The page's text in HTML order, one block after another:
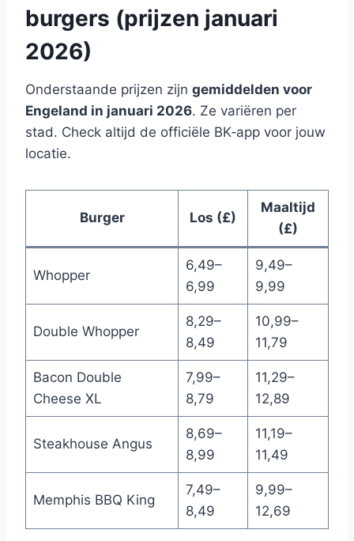
burgers (prijzen januari
2026)
Onderstaande prijzen zijn gemiddelden voor
Engeland in januari 2026. Ze variëren per
stad. Check altijd de officiële BK‑app voor jouw
locatie.
Burger Los (£)
Maaltijd
(£)
Whopper
6,49–
6,99
9,49–
9,99
Double Whopper
8,29–
8,49
10,99–
11,79
Bacon Double
Cheese XL
7,99–
8,79
11,29–
12,89
Steakhouse Angus
8,69–
8,99
11,19–
11,49
Memphis BBQ King
7,49–
8,49
9,99–
12,69